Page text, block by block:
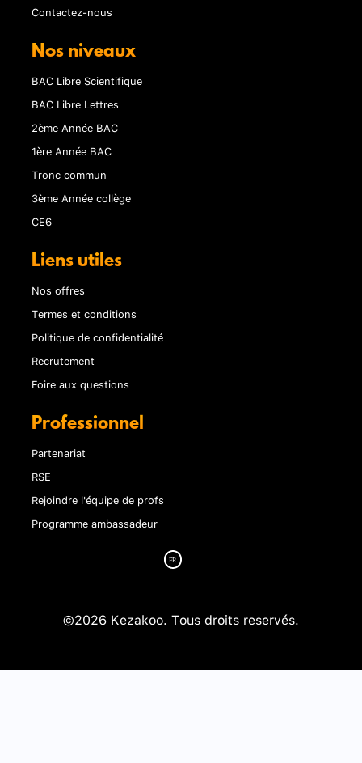
Contactez-nous
Nos niveaux
BAC Libre Scientifique
BAC Libre Lettres
2ème Année BAC
1ère Année BAC
Tronc commun
3ème Année collège
CE6
Liens utiles
Nos offres
Termes et conditions
Politique de confidentialité
Recrutement
Foire aux questions
Professionnel
Partenariat
RSE
Rejoindre l'équipe de profs
Programme ambassadeur
©2026 Kezakoo. Tous droits reservés.